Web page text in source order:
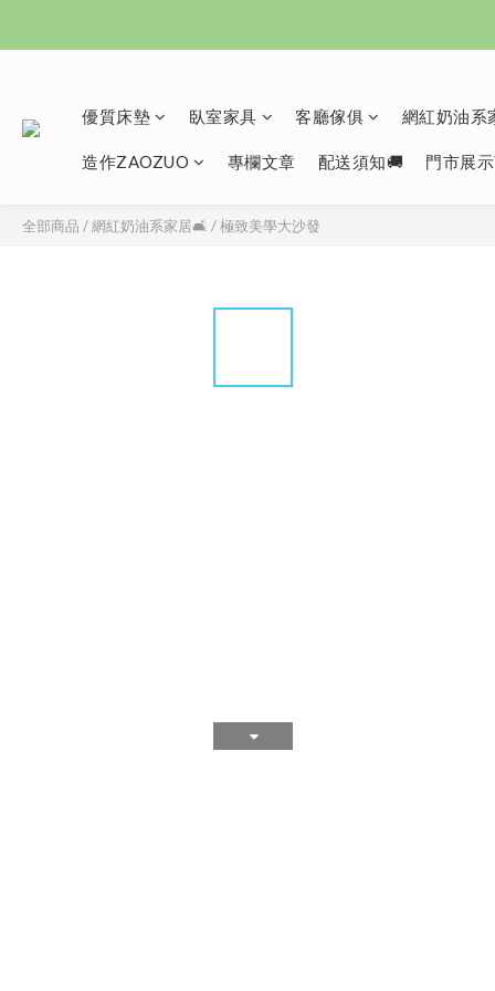
優質床墊 臥室家具 客廳傢俱 網紅奶油
造作ZAOZUO 專欄文章 配送須知🚚 門市展
全部商品 /網紅奶油系家居🛋️ /極致美學大沙發